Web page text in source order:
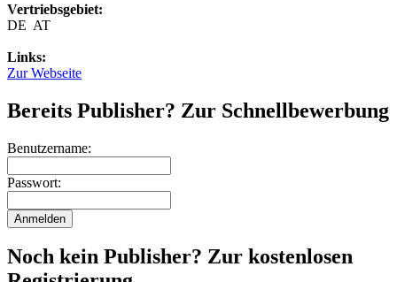
Vertriebsgebiet:
DE AT
Links:
Zur Webseite
Bereits Publisher? Zur Schnellbewerbung
Benutzername:
Passwort:
Noch kein Publisher? Zur kostenlosen